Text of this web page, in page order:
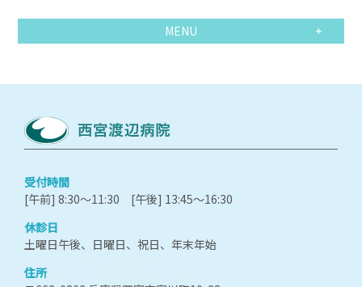
MENU
受付時間
[午前] 8:30～11:30 [午後] 13:45～16:30
休診日
土曜日午後、日曜日、祝日、年末年始
住所